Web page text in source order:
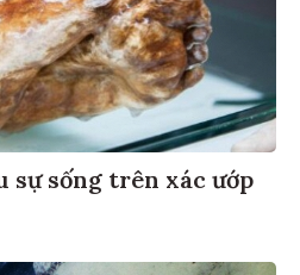
sự sống trên xác ướp